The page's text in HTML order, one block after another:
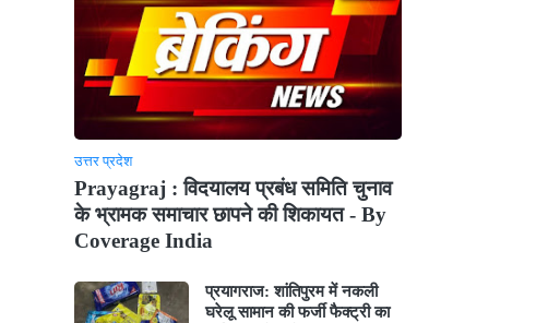
उत्तर प्रदेश
Prayagraj : विदयालय प्रबंध समिति चुनाव
के भ्रामक समाचार छापने की शिकायत - By
Coverage India
प्रयागराज: शांतिपुरम में नकली
घरेलू सामान की फर्जी फैक्ट्री का